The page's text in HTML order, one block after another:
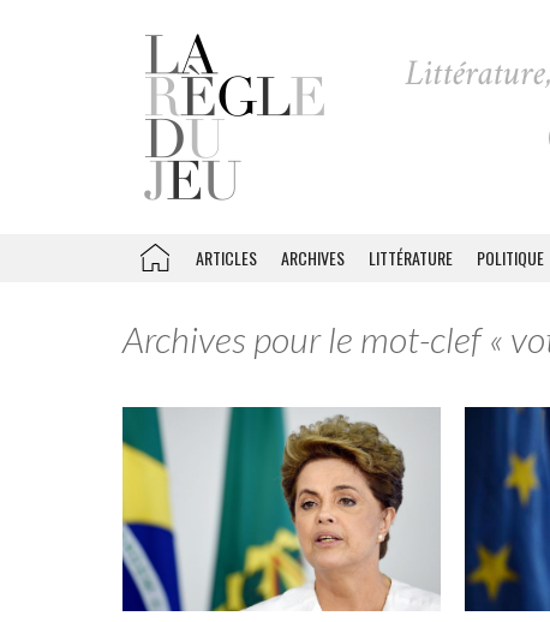
ARTICLES ARCHIVES LITTÉRATURE POLITIQUE
Archives pour le mot-clef «